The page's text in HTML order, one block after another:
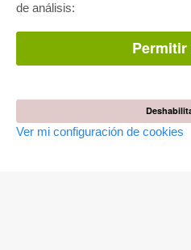
de análisis:
Ver mi configuración de cookies
Paquete de especialidades
Facilitación de E-Books
Preguntas mas frequentes(FAQ)
Las devoluciones
Condiciones